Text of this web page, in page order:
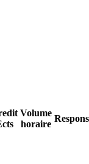
Volume
horaire